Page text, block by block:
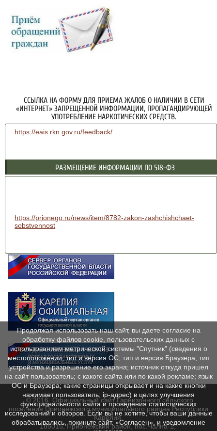
ССЫЛКА НА ФОРМУ ДЛЯ ПРИЕМА ЖАЛОБ О НАЛИЧИИ В СЕТИ
«ИНТЕРНЕТ» ЗАПРЕЩЕННОЙ ИНФОРМАЦИИ, ПРОПАГАНДИРУЮЩЕЙ
УПОТРЕБЛЕНИЕ НАРКОТИЧЕСКИХ СРЕДСТВ.
https://eais.rkn.gov.ru/feedback/
РАЗМЕЩЕНИЕ ИНФОРМАЦИИ ПО 518-ФЗ
https://prionego.ru/news/item/8782-zakon-zashchishchaet-
sobstvennost
© 2016. Официальный сайт Гарнизонного сельского
поселения Прионежского муниципального района Республики
Карелия.
185015, Прионежский район, пос.Чална-1,
Продолжая использовать наш сайт, вы даете согласие на
обработку файлов cookie, пользовательских данных с
использованием метрической системы "Спутник" (сведения о
местоположении; тип и версия ОС; тип и версия Браузера; тип
устройства и разрешение его экрана; источник откуда пришел
на сайт пользователь; с какого сайта или по какой рекламе; язык
ОС и Браузера; какие страницы открывает и на какие кнопки
нажимает пользователь; ip-адрес) в целях улучшения
функциональности сайта и проведения статистических
исследований и обзоров. Если вы не хотите, чтобы ваши данные
обрабатывались, покиньте сайт. «Согласен», и уведомление